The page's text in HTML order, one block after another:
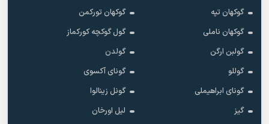
گوکهان تپه
گوکهان تورکمن
گوکهان ناملی
گول گوکچه کورکماز
گولبن ارگن
گولدن
گوللو
گونای آکسوی
گونای ابراهیملی
گونل زینالوا
گیز
لیل اورخان